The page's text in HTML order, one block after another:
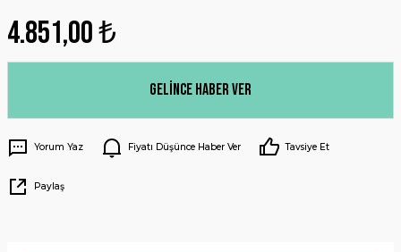
4.851,00 ₺
Gelince Haber Ver
Yorum Yaz Fiyatı Düşünce Haber Ver Tavsiye Et
Paylaş